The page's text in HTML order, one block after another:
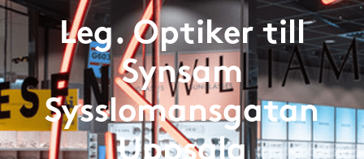
Leg. Optiker till
Synsam
Sysslomansgatan
Uppsala